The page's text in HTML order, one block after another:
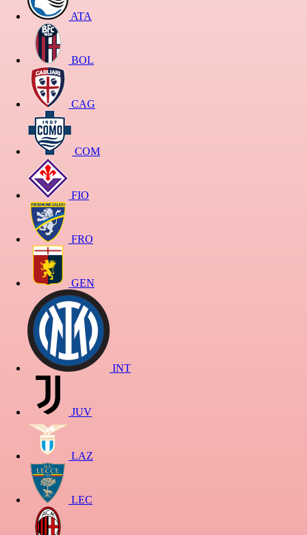
ATA
BOL
CAG
COM
FIO
FRO
GEN
INT
JUV
LAZ
LEC